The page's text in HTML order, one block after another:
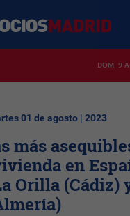
DOM. 9
01 de agosto | 2023
más
en
Orilla (Cádiz)